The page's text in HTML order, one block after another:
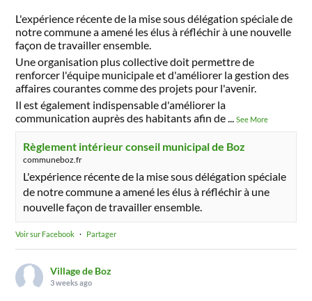
L'expérience récente de la mise sous délégation spéciale de
notre commune a amené les élus à réfléchir à une nouvelle
façon de travailler ensemble.
Une organisation plus collective doit permettre de
renforcer l'équipe municipale et d'améliorer la gestion des
affaires courantes comme des projets pour l'avenir.
Il est également indispensable d'améliorer la
communication auprès des habitants afin de...See More
Règlement intérieur conseil municipal de Boz
communeboz.fr
L'expérience récente de la mise sous délégation spéciale
de notre commune a amené les élus à réfléchir à une
nouvelle façon de travailler ensemble.
Voir sur Facebook · Partager
Village de Boz
3 weeks ago